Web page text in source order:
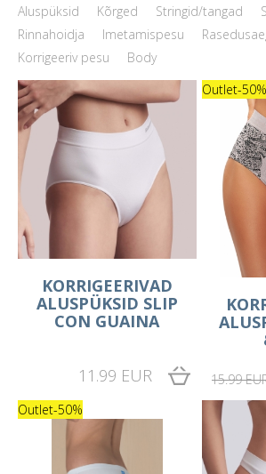
Aluspüksid
Kõrged Stringid/tangad
Rinnahoidja
Imetamispesu
Korrigeeriv pesu
Body
KORRIGEERIVAD
ALUSPÜKSID SLIP
CON GUAINA
11.99 EUR
Outlet-50%
15.99
Outlet-50%